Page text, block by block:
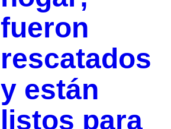
fueron
rescatados
y están
listos para